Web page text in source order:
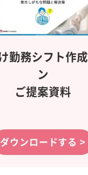
勤務シフト作成
ン
ご提案資料
ダウンロードする >